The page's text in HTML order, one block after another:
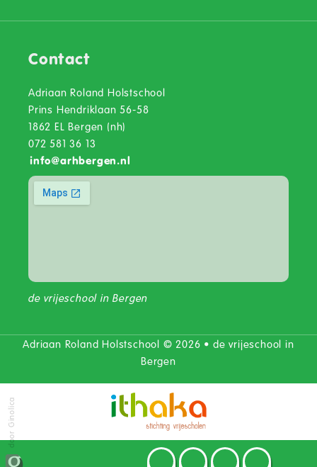
Contact
Adriaan Roland Holstschool
Prins Hendriklaan 56-58
1862 EL Bergen (nh)
072 581 36 13
info@arhbergen.nl
de vrijeschool in Bergen
Adriaan Roland Holstschool © 2026 • de vrijeschool in
Bergen
door Ginolica